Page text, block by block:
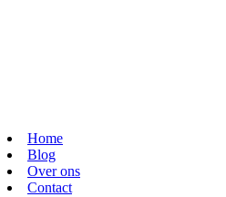
Home
Blog
Over ons
Contact